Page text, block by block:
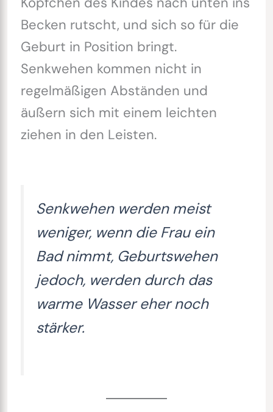
Becken rutscht, und sich so für die
Geburt in Position bringt.
Senkwehen kommen nicht in
regelmäßigen Abständen und
äußern sich mit einem leichten
ziehen in den Leisten.
Senkwehen werden meist
weniger, wenn die Frau ein
Bad nimmt, Geburtswehen
jedoch, werden durch das
warme Wasser eher noch
stärker.